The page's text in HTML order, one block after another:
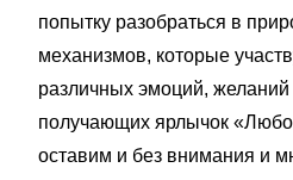
попытку разобраться в
механизмов, которые
различных эмоций, желаний
получающих ярлычок
оставим и без внимания и